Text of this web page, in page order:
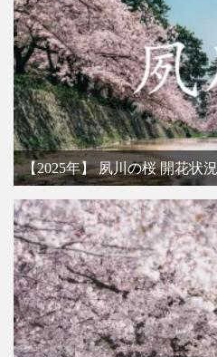
【2025年】 夙川の桜 開花状況